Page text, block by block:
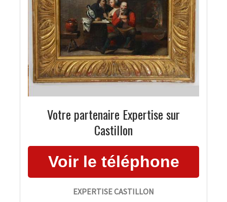
Votre partenaire Expertise sur
Castillon
EXPERTISE CASTILLON